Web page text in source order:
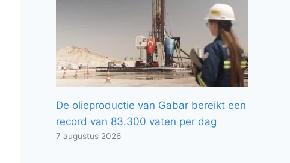
De olieproductie van Gabar bereikt een
record van 83.300 vaten per dag
7 augustus 2026